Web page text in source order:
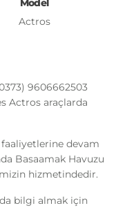
Model
Actros
9606662503
Actros araçlarda
devam
Basaamak Havuzu
hizmetindedir.
bilgi almak için